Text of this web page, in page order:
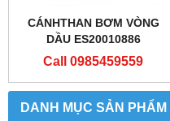
DANH MỤC SẢN PHẨM
CÁNHTHAN BƠM VÒNG
DẦU ES20010886
Call 0985459559